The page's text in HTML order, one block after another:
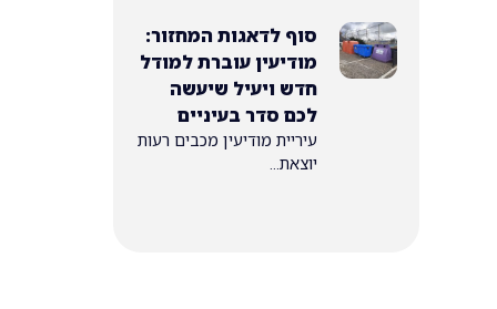
סוף לדאגות המחזור:
מודיעין עוברת למודל
חדש ויעיל שיעשה
לכם סדר בעיניים
עיריית מודיעין מכבים רעות
יוצאת...